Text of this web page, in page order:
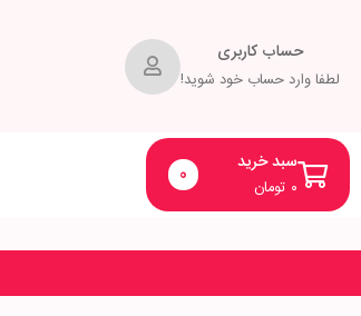
حساب کاربری
لطفا وارد حساب خود شوید!
سبد خرید
تومان ۰ 0